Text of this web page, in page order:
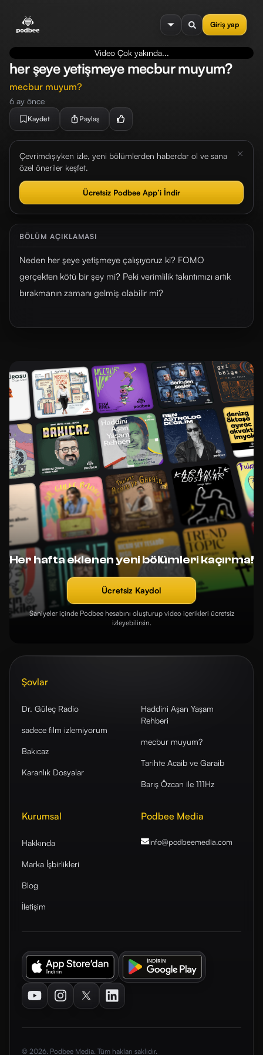
Giriş yap
menu
Video Çok yakında...
her şeye yetişmeye mecbur muyum?
mecbur muyum?
6 ay önce
Kaydet Paylaş
Çevrimdışıyken izle, yeni bölümlerden haberdar ol ve sana
özel öneriler keşfet.
Ücretsiz Podbee App’i İndir
BÖLÜM AÇIKLAMASI
Neden her şeye yetişmeye çalışıyoruz ki? FOMO
gerçekten kötü bir şey mi? Peki verimlilik takıntımızı artık
bırakmanın zamanı gelmiş olabilir mi?
Her hafta eklenen yeni bölümleri kaçırma!
Ücretsiz Kaydol
Saniyeler içinde Podbee hesabını oluşturup video içerikleri ücretsiz
izleyebilirsin.
Şovlar
Dr. Güleç Radio
sadece film izlemiyorum
Bakıcaz
Karanlık Dosyalar
Haddini Aşan Yaşam
Rehberi
mecbur muyum?
Tarihte Acaib ve Garaib
Barış Özcan ile 111Hz
Kurumsal
Hakkında
Marka İşbirlikleri
Blog
İletişim
Podbee Media
info@podbeemedia.com
YoutubeInstagramTwitterLinkedIn
© 2026. Podbee Media. Tüm hakları saklıdır.